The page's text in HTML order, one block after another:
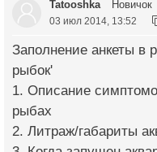
Tatooshka Новичок
03 июл 2014, 13:52
Заполнение анкеты в
рыбок'
1. Описание
рыбах
2. Литраж/габариты